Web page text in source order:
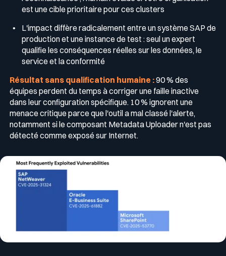
est une cible prioritaire pour ces clusters
L'impact diffère radicalement entre un système SAP de
production et une instance de test : seul un expert
qualifie les conséquences réelles sur les données, le
service et la conformité
Résultat sans qualification humaine :90 % des
équipes perdent du temps à corriger une faille inactive
dans leur configuration spécifique. 10 % ignorent une
menace critique parce que l'outil a mal classé l'alerte,
notamment si le composant Metadata Uploader n'est pas
détecté comme exposé sur Internet.